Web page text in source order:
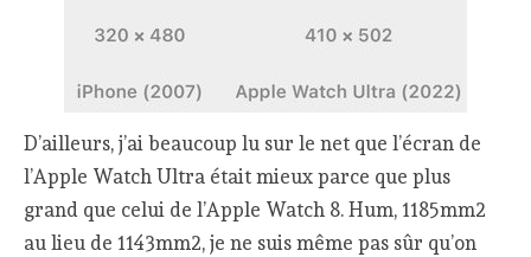
D’ailleurs, j’ai beaucoup lu sur le net que l’écran de
l’Apple Watch Ultra était mieux parce que plus
grand que celui de l’Apple Watch 8. Hum, 1185mm2
au lieu de 1143mm2, je ne suis même pas sûr qu’on